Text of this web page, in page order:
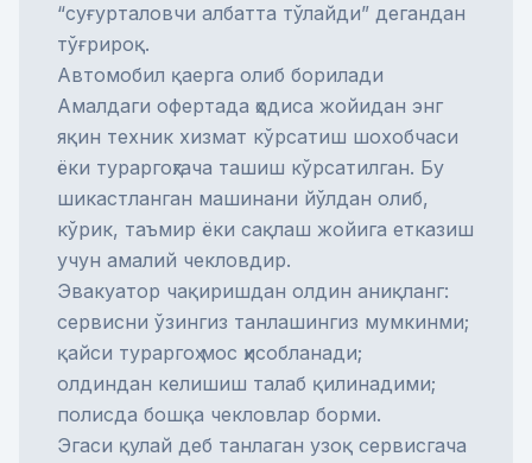
“суғурталовчи албатта тўлайди” дегандан
тўғрироқ.
Автомобил қаерга олиб борилади
Амалдаги офертада ҳодиса жойидан энг
яқин техник хизмат кўрсатиш шохобчаси
ёки тураргоҳгача ташиш кўрсатилган. Бу
шикастланган машинани йўлдан олиб,
кўрик, таъмир ёки сақлаш жойига етказиш
учун амалий чекловдир.
Эвакуатор чақиришдан олдин аниқланг:
сервисни ўзингиз танлашингиз мумкинми;
қайси тураргоҳ мос ҳисобланади;
олдиндан келишиш талаб қилинадими;
полисда бошқа чекловлар борми.
Эгаси қулай деб танлаган узоқ сервисгача